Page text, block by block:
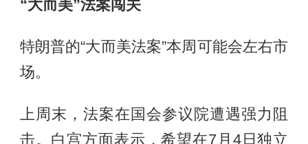
“大而美”法案闯关
特朗普的“大而美法案”本周可能会左右市
场。
上周末，法案在国会参议院遭遇强力阻
击。白宫方面表示，希望在7月4日独立